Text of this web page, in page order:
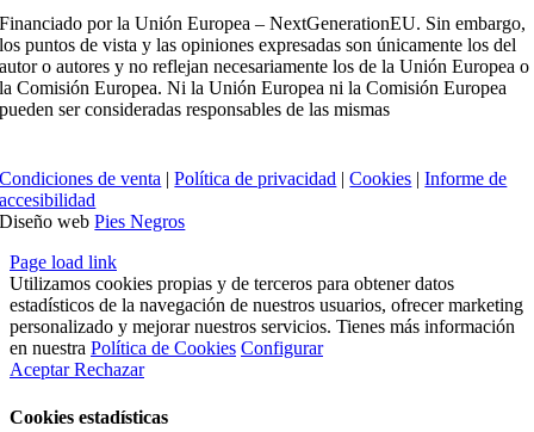
Financiado por la Unión Europea – NextGenerationEU. Sin embargo,
los puntos de vista y las opiniones expresadas son únicamente los del
autor o autores y no reflejan necesariamente los de la Unión Europea o
la Comisión Europea. Ni la Unión Europea ni la Comisión Europea
pueden ser consideradas responsables de las mismas
Condiciones de venta |Política de privacidad |Cookies |Informe de
accesibilidad
Diseño webPies Negros
Page load link
Utilizamos cookies propias y de terceros para obtener datos
estadísticos de la navegación de nuestros usuarios, ofrecer marketing
personalizado y mejorar nuestros servicios. Tienes más información
en nuestra Política de Cookies Configurar
AceptarRechazar
Cookies estadísticas